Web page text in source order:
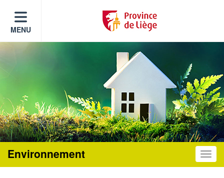
MENU
Environnement